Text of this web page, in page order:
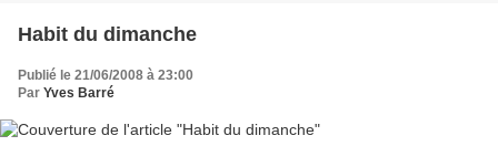
Habit du dimanche
Publié le 21/06/2008 à 23:00
Par Yves Barré